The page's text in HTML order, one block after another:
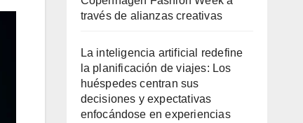
través de alianzas creativas
La inteligencia artificial redefine
la planificación de viajes: Los
huéspedes centran sus
decisiones y expectativas
enfocándose en experiencias